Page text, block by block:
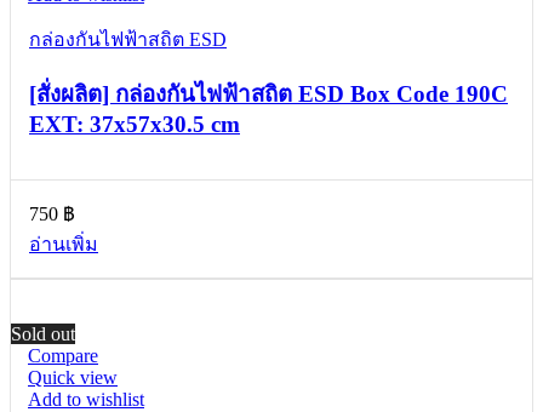
กล่องกันไฟฟ้าสถิต ESD
[สั่งผลิต] กล่องกันไฟฟ้าสถิต ESD Box Code 190C
EXT: 37x57x30.5 cm
750 ฿
อ่านเพิ่ม
Sold out
Compare
Quick view
Add to wishlist